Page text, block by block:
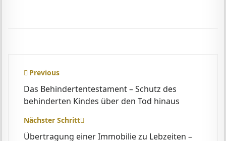
Beitragsnavigation
Previous
Das Behindertentestament – Schutz des
behinderten Kindes über den Tod hinaus
Nächster Schritt
Übertragung einer Immobilie zu Lebzeiten –